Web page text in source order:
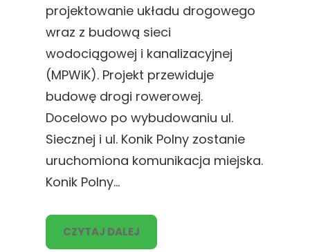
projektowanie układu drogowego
wraz z budową sieci
wodociągowej i kanalizacyjnej
(MPWiK). Projekt przewiduje
budowę drogi rowerowej.
Docelowo po wybudowaniu ul.
Siecznej i ul. Konik Polny zostanie
uruchomiona komunikacja miejska.
Konik Polny…
CZYTAJ DALEJ